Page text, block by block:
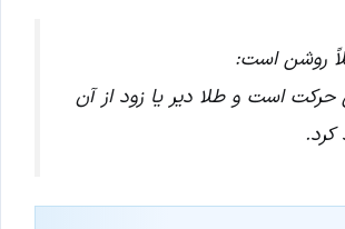
روشن است:
حرکت است و طلا دیر یا زود از آن